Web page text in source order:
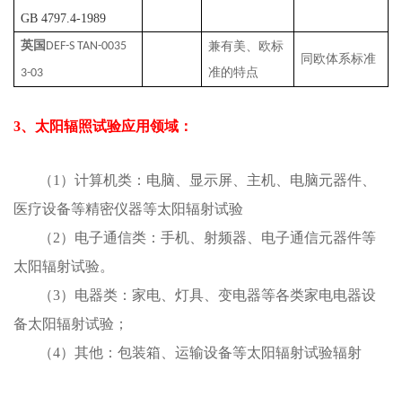
GB 4797.4-1989
英国 DEF-S TAN-0035
3-03
兼有美、欧标
准的特点
同欧体系标准
3、太阳辐照试验应用领域：
（1）计算机类：电脑、显示屏、主机、电脑元器件、
医疗设备等精密仪器等太阳辐射试验
（2）电子通信类：手机、射频器、电子通信元器件等
太阳辐射试验。
（3）电器类：家电、灯具、变电器等各类家电电器设
备太阳辐射试验；
（4）其他：包装箱、运输设备等太阳辐射试验辐射